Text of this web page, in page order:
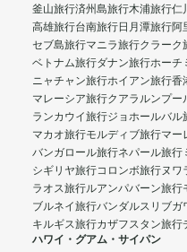
釜山旅行済州島旅行木浦旅行仁
高雄旅行台南旅行日月潭旅行阿
セブ島旅行マニラ旅行クラーク
ベトナム旅行ダナン旅行ホーチ
ニャチャン旅行ホイアン旅行香
マレーシア旅行クアラルンプー
ランカウイ旅行ジョホールバル
マカオ旅行モルディブ旅行マー
バンガロール旅行ネパール旅行
シギリヤ旅行コロンボ旅行ヌワ
ラオス旅行ルアンパバーン旅行
ブルネイ旅行バンダルスリブガ
キルギス旅行カザフスタン旅行
ハワイ・グアム・サイパン